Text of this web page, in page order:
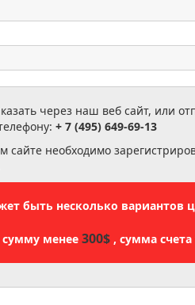
через наш веб сайт, или
+ 7 (495) 649-69-13
необходимо
быть несколько вариантов
сумму менее 300$ , сумма